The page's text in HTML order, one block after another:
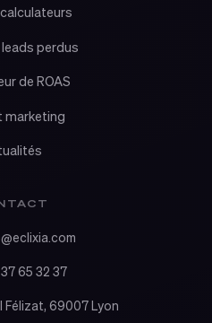
perdus
de ROAS
marketing
65 32 37
Félizat, 69007 Lyon